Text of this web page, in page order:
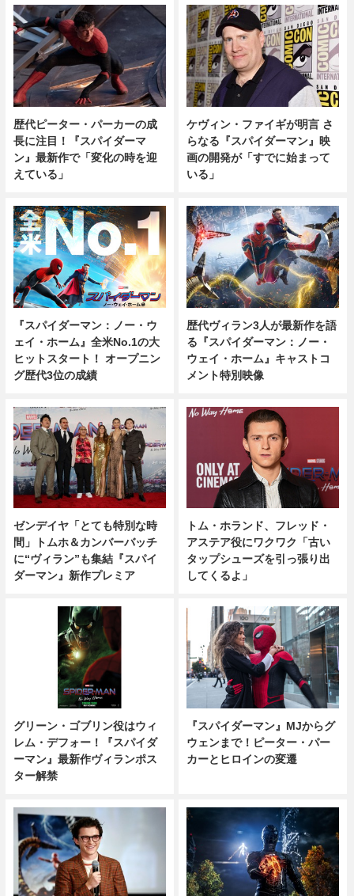
歴代ピーター・パーカーの成
長に注目！『スパイダーマ
ン』最新作で「変化の時を迎
えている」
ケヴィン・ファイギが明言 さ
らなる『スパイダーマン』映
画の開発が「すでに始まって
いる」
『スパイダーマン：ノー・ウ
ェイ・ホーム』全米No.1の大
ヒットスタート！ オープニン
グ歴代3位の成績
歴代ヴィラン3人が最新作を語
る『スパイダーマン：ノー・
ウェイ・ホーム』キャストコ
メント特別映像
ゼンデイヤ「とても特別な時
間」トムホ＆カンバーバッチ
に“ヴィラン”も集結『スパイ
ダーマン』新作プレミア
トム・ホランド、フレッド・
アステア役にワクワク「古い
タップシューズを引っ張り出
してくるよ」
グリーン・ゴブリン役はウィ
レム・デフォー！『スパイダ
ーマン』最新作ヴィランポス
ター解禁
『スパイダーマン』MJからグ
ウェンまで！ピーター・パー
カーとヒロインの変遷